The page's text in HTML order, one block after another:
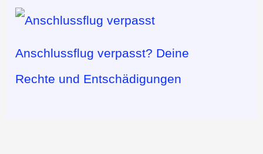
Anschlussflug verpasst? Deine
Rechte und Entschädigungen